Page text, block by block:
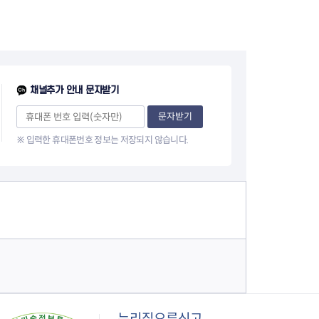
채널추가 안내 문자받기
문자받기
※ 입력한 휴대폰번호 정보는 저장되지 않습니다.